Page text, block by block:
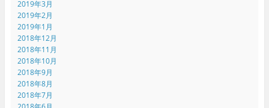
2019年3月
2019年2月
2019年1月
2018年12月
2018年11月
2018年10月
2018年9月
2018年8月
2018年7月